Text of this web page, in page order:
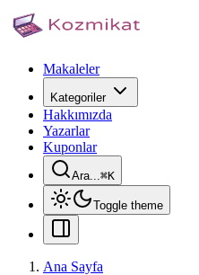
Makaleler
Kategoriler
Hakkımızda
Yazarlar
Kuponlar
Ara...⌘K
Toggle theme
Ana Sayfa